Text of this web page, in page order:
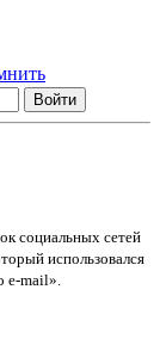
социальных сетей
использовался
e-mail».